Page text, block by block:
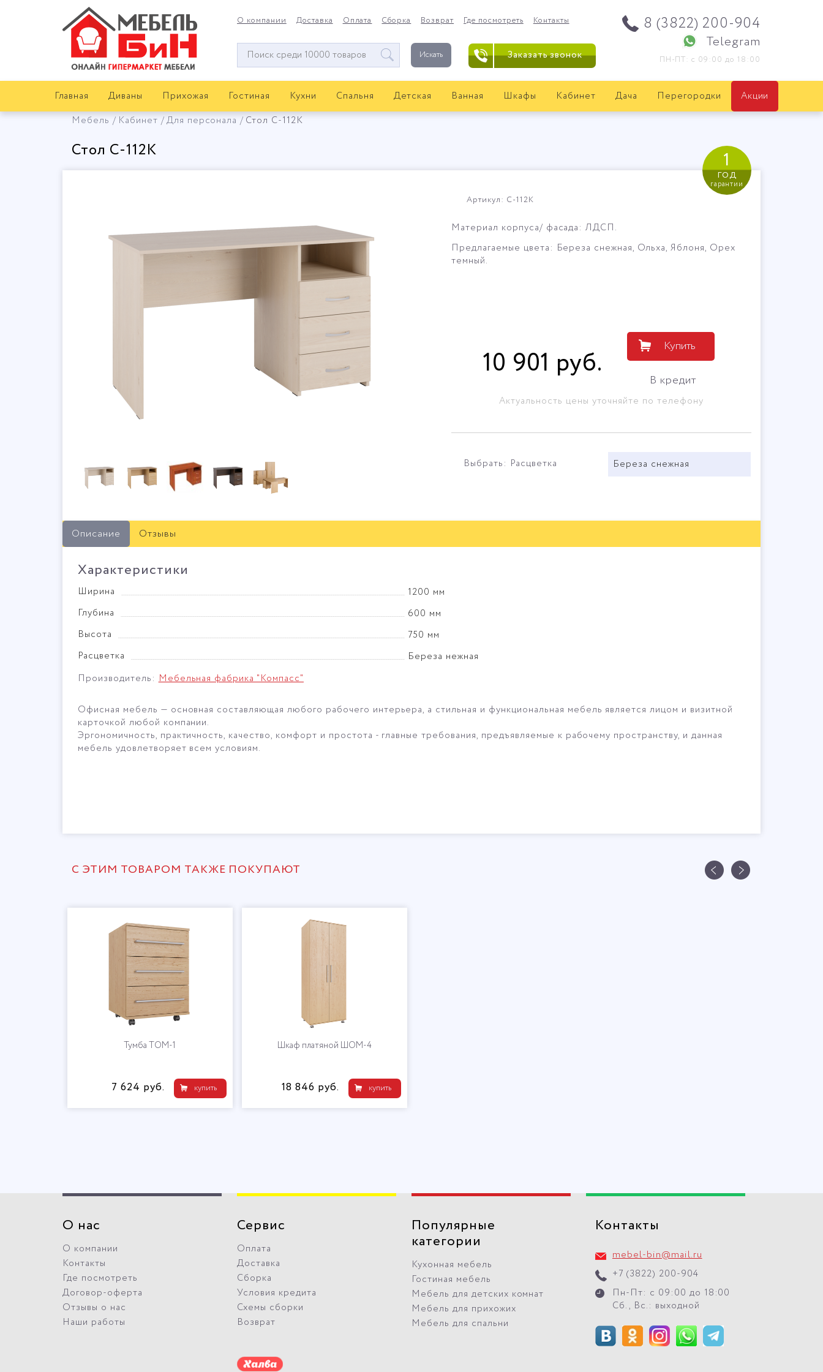
О компании Доставка Оплата Сборка Возврат Где посмотреть Контакты
Окно
поиска
Искать
8 (3822) 200-904
Telegram
ПН-ПТ: с 09:00 до 18:00
Заказать звонок
Главная Диваны Прихожая Гостиная Кухни Спальня Детская Ванная Шкафы Кабинет Дача Перегородки
Акции
Мебель
Кабинет Для персонала Стол С-112К
Стол С-112К 1
год
гарантии
Артикул: С-112К
Материал корпуса/ фасада: ЛДСП.
Предлагаемые цвета: Береза снежная, Ольха, Яблоня, Орех
темный.
10 901 руб. Купить
В кредит
Актуальность цены уточняйте по телефону
Выбрать: Расцветка Береза снежная
Описание Отзывы
Характеристики
Ширина
1200 мм
Глубина
600 мм
Высота
750 мм
Расцветка
Береза нежная
Производитель:Мебельная фабрика "Компасс"
Офисная мебель — основная составляющая любого рабочего интерьера, а стильная и функциональная мебель является лицом и визитной
карточкой любой компании.
Эргономичность, практичность, качество, комфорт и простота - главные требования, предъявляемые к рабочему пространству, и данная
мебель удовлетворяет всем условиям.
С ЭТИМ ТОВАРОМ ТАКЖЕ ПОКУПАЮТ
Тумба ТОМ-1
купить
7 624 руб.
Шкаф платяной ШОМ-4
купить
18 846 руб.
О нас
О компании
Контакты
Где посмотреть
Договор-оферта
Отзывы о нас
Наши работы
Сервис
Оплата
Доставка
Сборка
Условия кредита
Схемы сборки
Возврат
Популярные
категории
Кухонная мебель
Гостиная мебель
Мебель для детских комнат
Мебель для прихожих
Мебель для спальни
Контакты
mebel-bin@mail.ru
+7 (3822) 200-904
Пн-Пт: с 09:00 до 18:00
Сб., Вс.: выходной